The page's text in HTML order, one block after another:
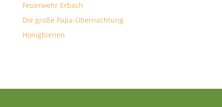
Feuerwehr Erbach
Die große Papa-Übernachtung
Honigbienen